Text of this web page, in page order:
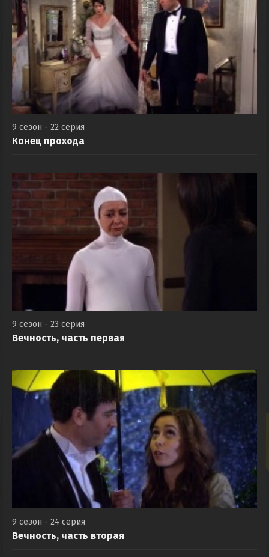
9 сезон - 22 серия
Конец прохода
9 сезон - 23 серия
Вечность, часть первая
9 сезон - 24 серия
Вечность, часть вторая